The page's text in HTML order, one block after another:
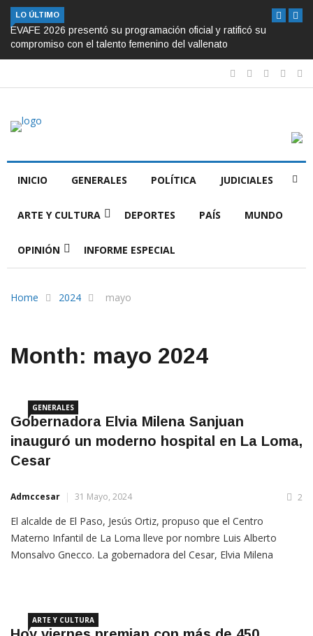
LO ÚLTIMO
EVAFE 2026 presentó su programación oficial y ratificó su
compromiso con el talento femenino del vallenato
INICIO GENERALES POLÍTICA JUDICIALES
ARTE Y CULTURA DEPORTES PAÍS MUNDO
OPINIÓN INFORME ESPECIAL
Home 2024 mayo
Month: mayo 2024
GENERALES
Gobernadora Elvia Milena Sanjuan
inauguró un moderno hospital en La Loma,
Cesar
Admccesar 31 Mayo, 2024 2
El alcalde de El Paso, Jesús Ortiz, propuso que el Centro
Materno Infantil de La Loma lleve por nombre Luis Alberto
Monsalvo Gnecco. La gobernadora del Cesar, Elvia Milena
ARTE Y CULTURA